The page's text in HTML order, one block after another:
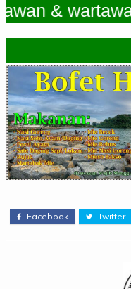
& wartawati,
Facebook Twitter